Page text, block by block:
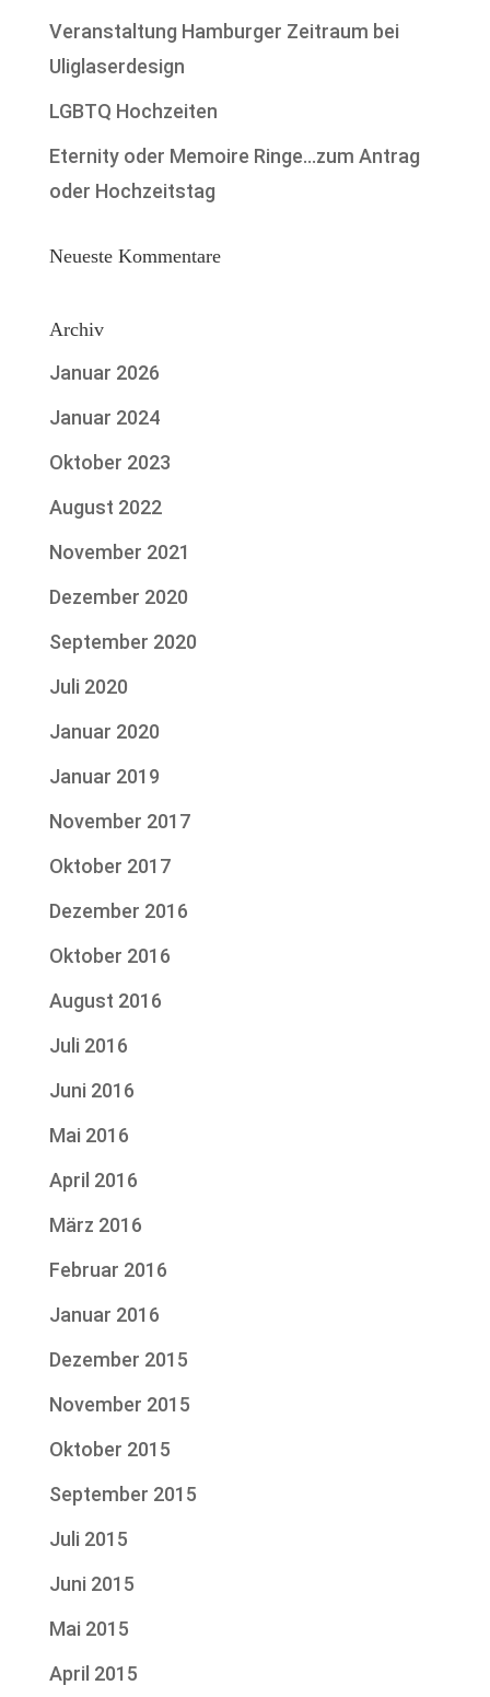
Veranstaltung Hamburger Zeitraum bei
Uliglaserdesign
LGBTQ Hochzeiten
Eternity oder Memoire Ringe…zum Antrag
oder Hochzeitstag
Neueste Kommentare
Archiv
Januar 2026
Januar 2024
Oktober 2023
August 2022
November 2021
Dezember 2020
September 2020
Juli 2020
Januar 2020
Januar 2019
November 2017
Oktober 2017
Dezember 2016
Oktober 2016
August 2016
Juli 2016
Juni 2016
Mai 2016
April 2016
März 2016
Februar 2016
Januar 2016
Dezember 2015
November 2015
Oktober 2015
September 2015
Juli 2015
Juni 2015
Mai 2015
April 2015